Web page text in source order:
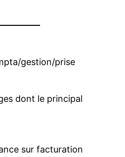
gestion/prise
dont le principal
sur facturation